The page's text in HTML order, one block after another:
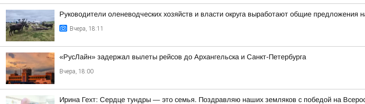
Руководители оленеводческих хозяйств и власти округа выработают общие предложения
Вчера, 18:11
«РусЛайн» задержал вылеты рейсов до Архангельска и Санкт-Петербурга
Вчера, 18:00
Ирина Гехт: Сердце тундры — это семья. Поздравляю наших земляков с победой на